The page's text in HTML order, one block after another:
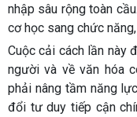
nhập sâu rộng toàn
cơ học sang chức
Cuộc cải cách lần này
người và về văn hóa
phải nâng tầm năng
đổi tư duy tiếp cận